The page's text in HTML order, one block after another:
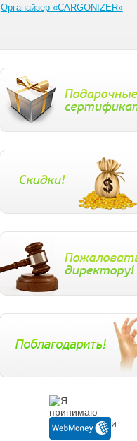
Органайзер «CARGONIZER»